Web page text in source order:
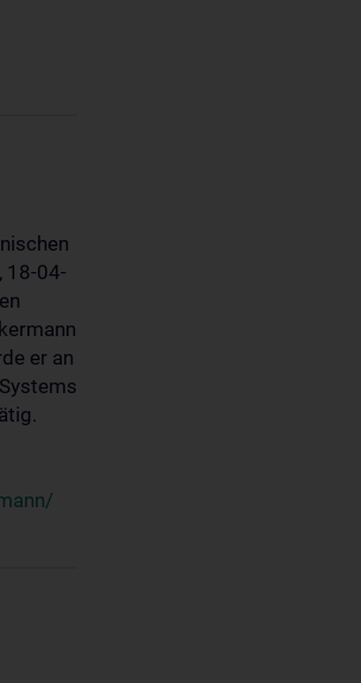
18-04-
er an